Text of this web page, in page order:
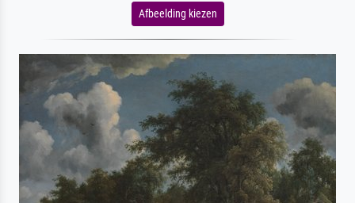
Afbeelding kiezen